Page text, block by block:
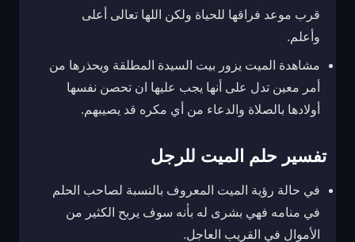
قرب موعد فراقها للحياة ولكن اللها تعالى أعلى
وأعلم.
مشاهدة الميت يزور بيت السيدة المطلقة ويحذرها من
أمر معين تدل على أنها يجب عليها ان تحصن نفسها
أولادها بالصلاة والدعاء من أي مكره قد يصيبهم.
تفسير حلم الميت للرجل
في حالة رؤية الميت المعروف بالنسبة لصاحب الحلم
في منامه فهي بشرى له بأنه سوف يربح الكثير من
الأموال في القريب العاجل.